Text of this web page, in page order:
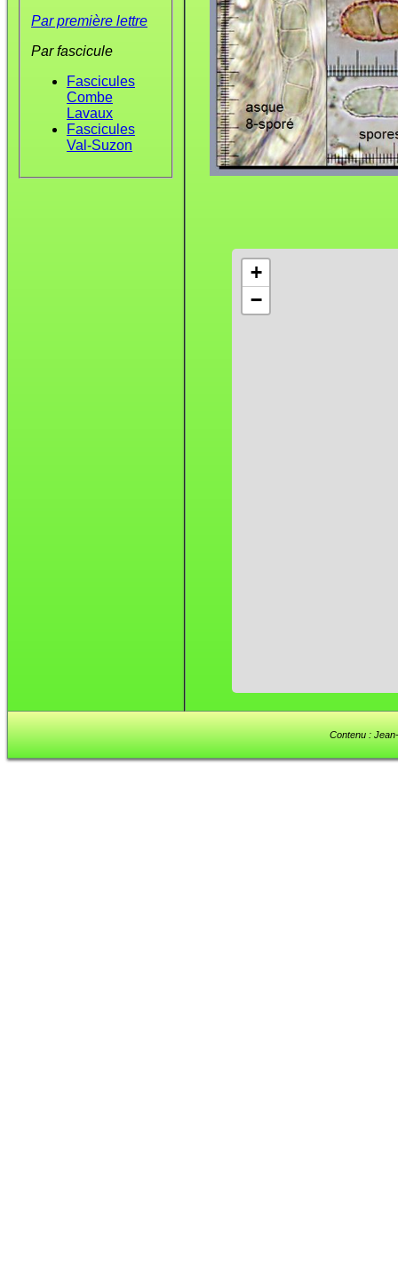
Par première lettre
Par fascicule
Fascicules
Combe
Lavaux
Fascicules
Val-Suzon
+
−
Contenu :